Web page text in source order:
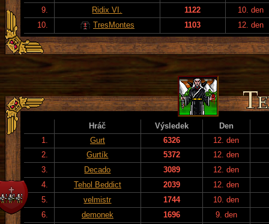
9.
Ridix VI. 1122
10. den
10.
TresMontes 1103 12. den
Hráč Výsledek
Den
1.
Gurt 6326
12. den
2.
Gurtík 5372
12. den
3.
Decado 3089
12. den
4.
Tehol Beddict 2039
12. den
5.
velmistr 1744
10. den
6.
demonek 1696
9. den